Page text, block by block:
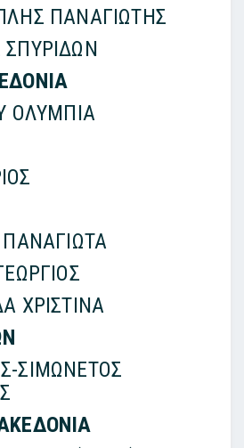
ΠΑΝΑΓΙΩΤΗΣ
ΟΛΥΜΠΙΑ
ΧΡΙΣΤΙΝΑ
ΣΙΜΩΝΕΤΟΣ